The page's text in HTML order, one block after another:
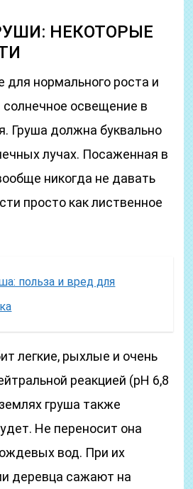
НЕКОТОРЫЕ
для нормального роста и
солнечное освещение в
Груша должна буквально
лучах. Посаженная в
никогда не давать
просто как лиственное
польза и вред для
легкие, рыхлые и очень
реакцией (рН 6,8
груша также
Не переносит она
вод. При их
деревца сажают на